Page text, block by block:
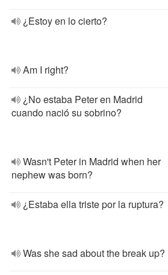
¿Estoy en lo cierto?
Am I right?
¿No estaba Peter en Madrid
cuando nació su sobrino?
Wasn't Peter in Madrid when her
nephew was born?
¿Estaba ella triste por la ruptura?
Was she sad about the break up?